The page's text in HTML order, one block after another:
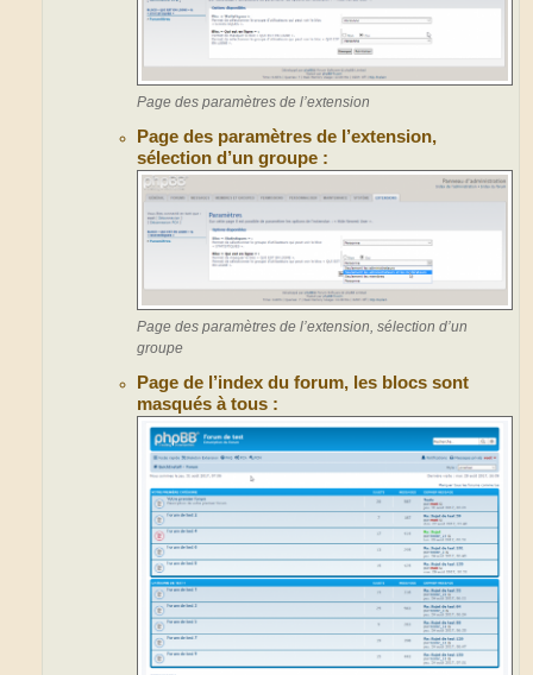
Page des paramètres de l’extension
Page des paramètres de l’extension,
sélection d’un groupe :
Page des paramètres de l’extension, sélection d’un
groupe
Page de l’index du forum, les blocs sont
masqués à tous :